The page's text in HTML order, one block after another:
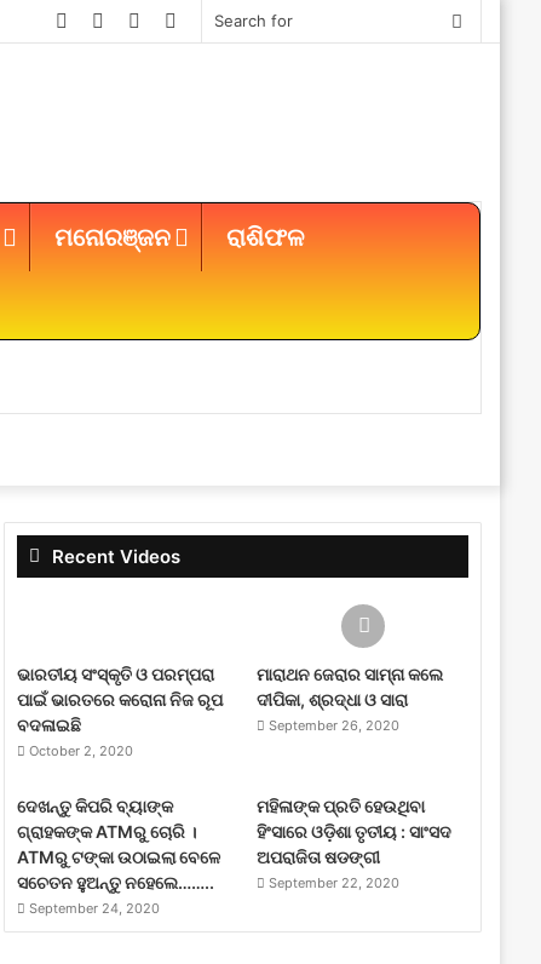
Search
Instagram
YouTube
Twitter
Facebook
ମନୋରଞ୍ଜନ ରାଶିଫଳ
Recent Videos
ଭାରତୀୟ ସଂସ୍କୃତି ଓ ପରମ୍ପରା
ପାଇଁ ଭାରତରେ କରୋନା ନିଜ ରୂପ
ବଦଳାଇଛି
October 2, 2020
ମାରାଥନ ଜେରାର ସାମ୍ନା କଲେ
ଦୀପିକା, ଶ୍ରଦ୍ଧା ଓ ସାରା
September 26, 2020
ଦେଖନ୍ତୁ କିପରି ବ୍ୟାଙ୍କ
ଗ୍ରାହକଙ୍କ ATMରୁ ଚୋରି ।
ATMରୁ ଟଙ୍କା ଉଠାଇଲା ବେଳେ
ସଚେତନ ହୁଅନ୍ତୁ ନହେଲେ……..
September 24, 2020
ମହିଳାଙ୍କ ପ୍ରତି ହେଉଥିବା
ହିଂସାରେ ଓଡ଼ିଶା ତୃତୀୟ : ସାଂସଦ
ଅପରାଜିତା ଷଡଙ୍ଗୀ
September 22, 2020